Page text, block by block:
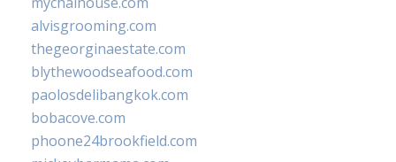
alvisgrooming.com
thegeorginaestate.com
blythewoodseafood.com
paolosdelibangkok.com
bobacove.com
phoone24brookfield.com